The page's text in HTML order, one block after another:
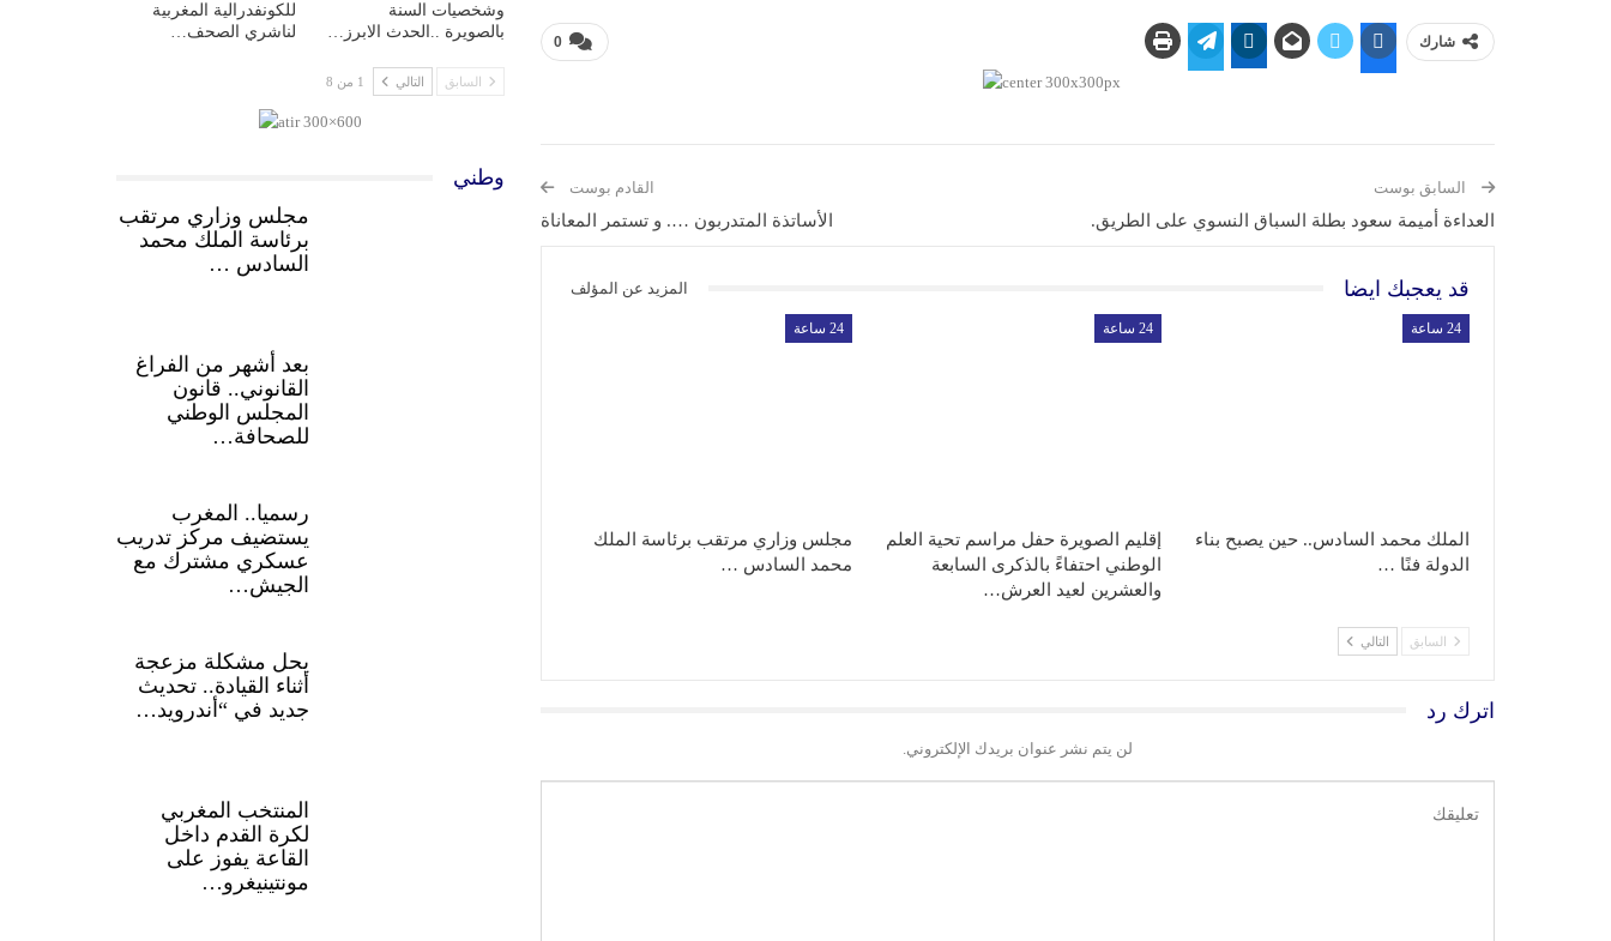
0 شارك
السابق بوست
العداءة أميمة سعود بطلة السباق النسوي على الطريق.
القادم بوست
الأساتذة المتدربون …. و تستمر المعاناة
قد يعجبك ايضا المزيد عن المؤلف
24 ساعة
الملك محمد السادس.. حين يصبح بناء
الدولة فنًا …
24 ساعة
إقليم الصويرة حفل مراسم تحية العلم
الوطني احتفاءً بالذكرى السابعة
والعشرين لعيد العرش…
24 ساعة
مجلس وزاري مرتقب برئاسة الملك
محمد السادس …
السابق التالي
اترك رد
لن يتم نشر عنوان بريدك الإلكتروني.
وشخصيات السنة
بالصويرة ..الحدث الابرز…
للكونفدرالية المغربية
لناشري الصحف…
السابق التالي 1 من 8
وطني
مجلس وزاري مرتقب
برئاسة الملك محمد
السادس …
بعد أشهر من الفراغ
القانوني.. قانون
المجلس الوطني
للصحافة…
رسميا.. المغرب
يستضيف مركز تدريب
عسكري مشترك مع
الجيش…
يحل مشكلة مزعجة
أثناء القيادة.. تحديث
جديد في “أندرويد…
المنتخب المغربي
لكرة القدم داخل
القاعة يفوز على
مونتينيغرو…